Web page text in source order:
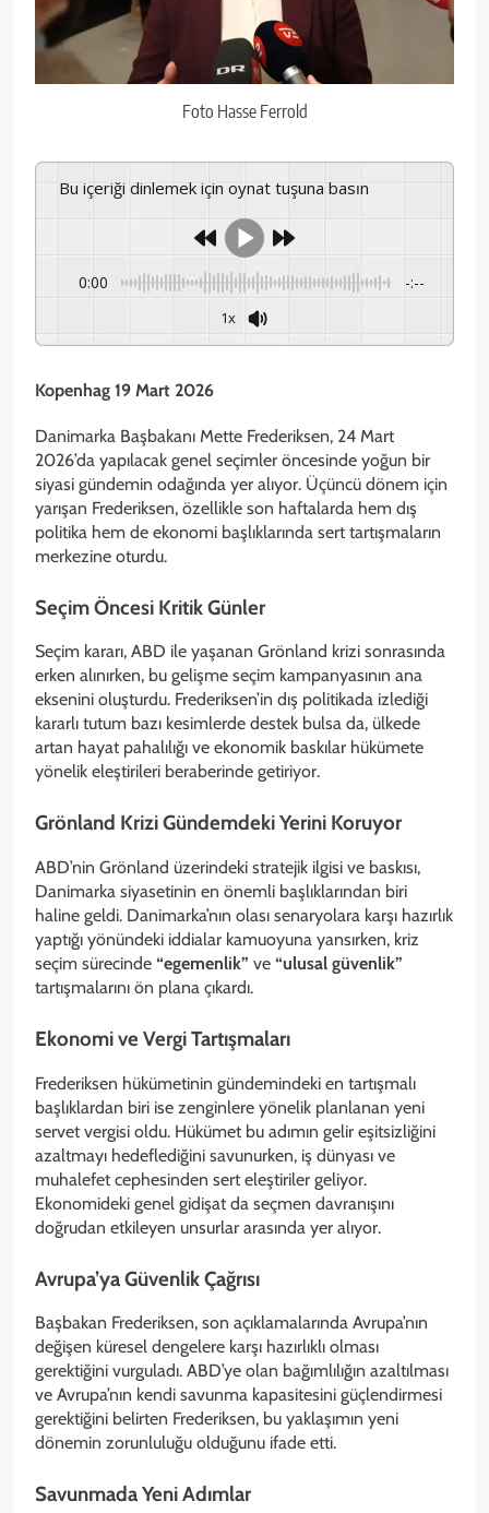
Foto Hasse Ferrold
Bu içeriği dinlemek için oynat tuşuna basın
0:00 -:--
1x
Kopenhag 19 Mart 2026
Danimarka Başbakanı Mette Frederiksen, 24 Mart
2026’da yapılacak genel seçimler öncesinde yoğun bir
siyasi gündemin odağında yer alıyor. Üçüncü dönem için
yarışan Frederiksen, özellikle son haftalarda hem dış
politika hem de ekonomi başlıklarında sert tartışmaların
merkezine oturdu.
Seçim Öncesi Kritik Günler
Seçim kararı, ABD ile yaşanan Grönland krizi sonrasında
erken alınırken, bu gelişme seçim kampanyasının ana
eksenini oluşturdu. Frederiksen’in dış politikada izlediği
kararlı tutum bazı kesimlerde destek bulsa da, ülkede
artan hayat pahalılığı ve ekonomik baskılar hükümete
yönelik eleştirileri beraberinde getiriyor.
Grönland Krizi Gündemdeki Yerini Koruyor
ABD’nin Grönland üzerindeki stratejik ilgisi ve baskısı,
Danimarka siyasetinin en önemli başlıklarından biri
haline geldi. Danimarka’nın olası senaryolara karşı hazırlık
yaptığı yönündeki iddialar kamuoyuna yansırken, kriz
seçim sürecinde “egemenlik” ve “ulusal güvenlik”
tartışmalarını ön plana çıkardı.
Ekonomi ve Vergi Tartışmaları
Frederiksen hükümetinin gündemindeki en tartışmalı
başlıklardan biri ise zenginlere yönelik planlanan yeni
servet vergisi oldu. Hükümet bu adımın gelir eşitsizliğini
azaltmayı hedeflediğini savunurken, iş dünyası ve
muhalefet cephesinden sert eleştiriler geliyor.
Ekonomideki genel gidişat da seçmen davranışını
doğrudan etkileyen unsurlar arasında yer alıyor.
Avrupa’ya Güvenlik Çağrısı
Başbakan Frederiksen, son açıklamalarında Avrupa’nın
değişen küresel dengelere karşı hazırlıklı olması
gerektiğini vurguladı. ABD’ye olan bağımlılığın azaltılması
ve Avrupa’nın kendi savunma kapasitesini güçlendirmesi
gerektiğini belirten Frederiksen, bu yaklaşımın yeni
dönemin zorunluluğu olduğunu ifade etti.
Savunmada Yeni Adımlar